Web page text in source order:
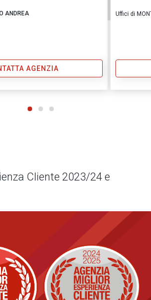
ANDREA
AGENZIA
Uffici di
Cliente 2023/24 e